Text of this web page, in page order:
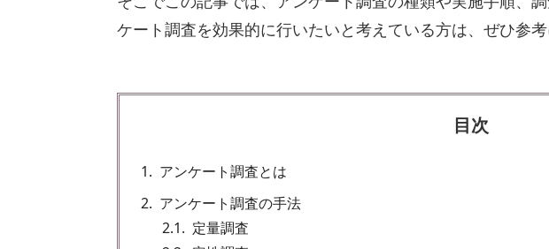
ケート調査を効果的に行いたいと考えている方は、ぜひ参考
目次
1
アンケート調査とは
2 アンケート調査の手法
2.1
定量調査